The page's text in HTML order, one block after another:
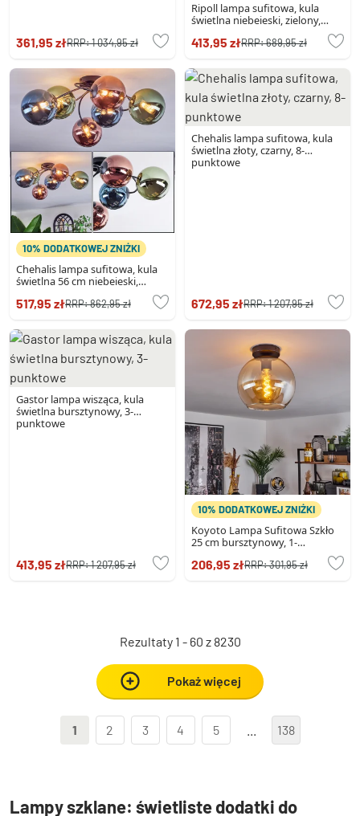
361,95 złRRP:1 034,95 zł
Ripoll lampa sufitowa, kula
świetlna niebeieski, zielony,
413,95 złRRP:689,95 zł
10% DODATKOWEJ ZNIŻKI
Chehalis lampa sufitowa, kula
świetlna 56 cm niebeieski,
zielony, miedziany, 6-punktowe
517,95 złRRP:862,95 zł
Chehalis lampa sufitowa, kula
świetlna złoty, czarny, 8-
punktowe
672,95 złRRP:1 207,95 zł
Gastor lampa wisząca, kula
świetlna bursztynowy, 3-
punktowe
413,95 złRRP:1 207,95 zł
10% DODATKOWEJ ZNIŻKI
Koyoto Lampa Sufitowa Szkło
25 cm bursztynowy, 1-
206,95 złRRP:301,95 zł
Rezultaty 1 - 60 z 8230
Pokaż więcej
1 2 3 4 5 138
Lampy szklane: świetliste dodatki do